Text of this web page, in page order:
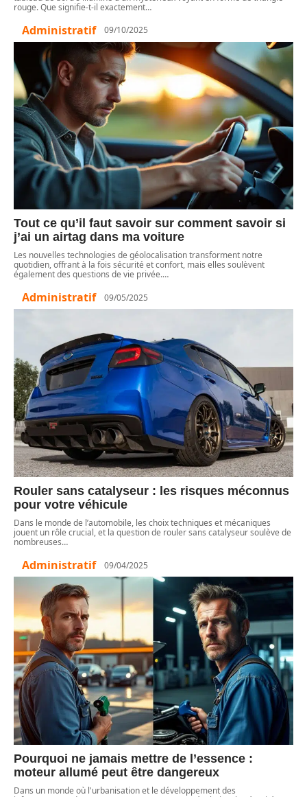
rouge. Que signifie-t-il exactement…
Administratif 09/10/2025
Tout ce qu’il faut savoir sur comment savoir si
j’ai un airtag dans ma voiture
Les nouvelles technologies de géolocalisation transforment notre
quotidien, offrant à la fois sécurité et confort, mais elles soulèvent
également des questions de vie privée.…
Administratif 09/05/2025
Rouler sans catalyseur : les risques méconnus
pour votre véhicule
Dans le monde de l’automobile, les choix techniques et mécaniques
jouent un rôle crucial, et la question de rouler sans catalyseur soulève de
nombreuses…
Administratif 09/04/2025
Pourquoi ne jamais mettre de l’essence :
moteur allumé peut être dangereux
Dans un monde où l'urbanisation et le développement des